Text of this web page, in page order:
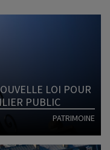
LOI POUR
PUBLIC
PATRIMOINE